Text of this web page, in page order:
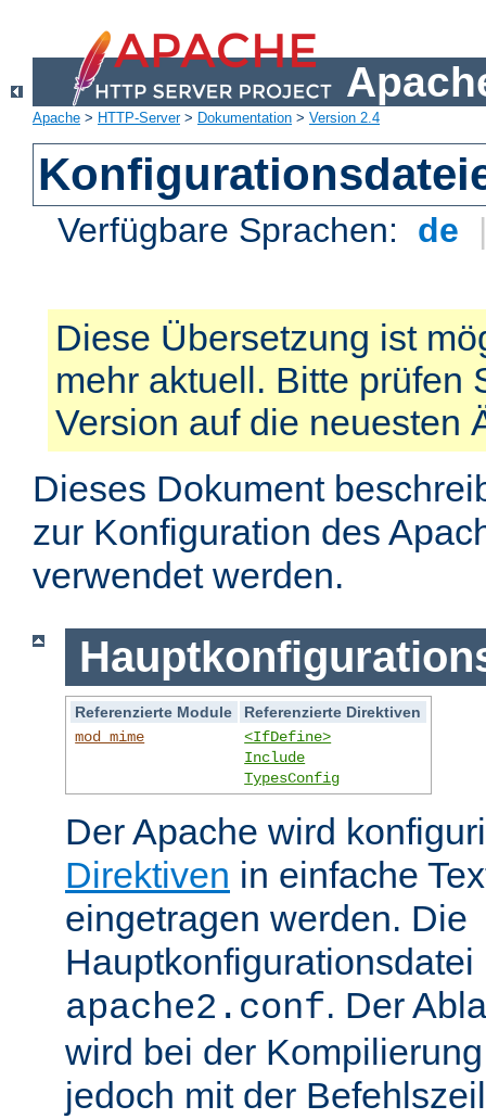
Apache > HTTP-Server> Dokumentation > Version 2.4
Verfügbare Sprachen: de
Diese Übersetzung ist
mehr aktuell. Bitte prüfen
Version auf die neuesten
Dieses Dokument
zur Konfiguration des
verwendet werden.
Referenzierte Module
Referenzierte Direktiven
mod_mime
<IfDefine>
Include
TypesConfig
Der Apache wird
Direktiven in einfache
eingetragen werden. Die
apache2.conf. Der
wird bei der
jedoch mit der